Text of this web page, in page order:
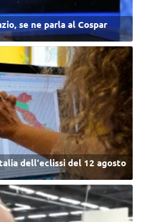
se ne parla al Cospar
dell'eclissi del 12 agosto